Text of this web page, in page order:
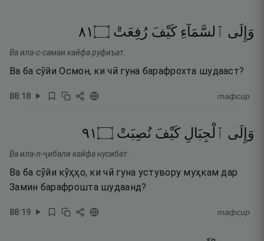
وَإِلَى ٱلسَّمَآءِ كَيْفَ رُفِعَتْ ۝١٨
Ва ила-с-самаи кайфа руфиъат.
Ва ба сӯйи Осмон, ки чӣ гуна барафрохта шудааст?
88:18 тафсир
وَإِلَى ٱلْجِبَالِ كَيْفَ نُصِبَتْ ۝١٩
Ва ила-л-ҷибали кайфа нусибат.
Ва ба сӯйи кӯҳҳо, ки чӣ гуна устувору муҳкам дар
Замин барафрошта шудаанд?
88:19 тафсир